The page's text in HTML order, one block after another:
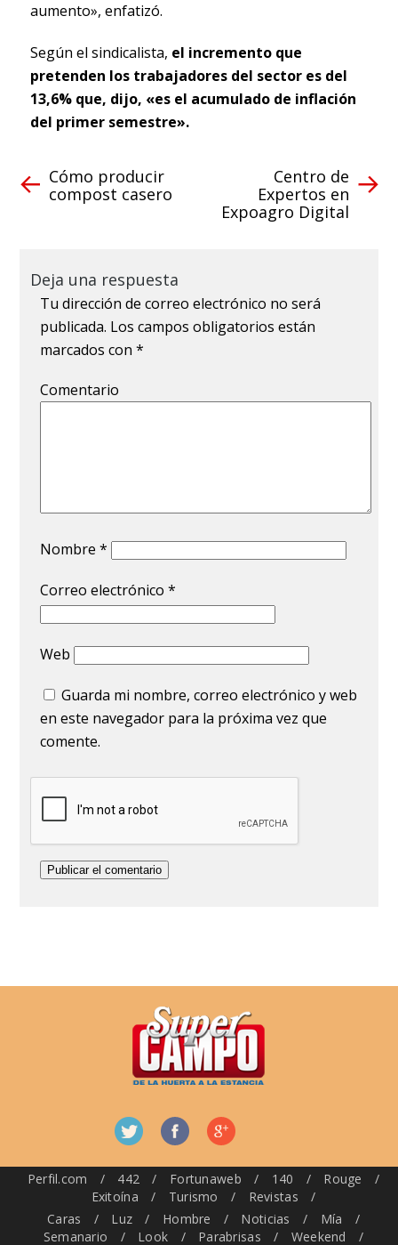
aumento», enfatizó.
Según el sindicalista, el incremento que
pretenden los trabajadores del sector es del
13,6% que, dijo, «es el acumulado de inflación
del primer semestre».
Cómo producir
compost casero
Centro de
Expertos en
Expoagro Digital
Deja una respuesta
Tu dirección de correo electrónico no será
publicada. Los campos obligatorios están
marcados con*
Comentario
Nombre*
Correo electrónico*
Web
Guarda mi nombre, correo electrónico y web
en este navegador para la próxima vez que
comente.
Perfil.com / 442 / Fortunaweb / 140 / Rouge
/
Exitoína
/ Turismo / Revistas
/
Caras
/ Luz / Hombre / Noticias / Mía
/
Semanario
/ Look / Parabrisas / Weekend /